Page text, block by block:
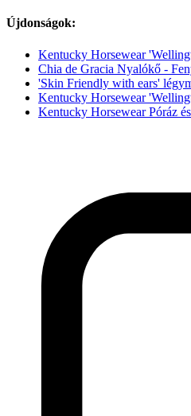
Újdonságok:
Kentucky Horsewear
Chia de Gracia Nyalókő -
'Skin Friendly with ears'
Kentucky Horsewear
Kentucky Horsewear Póráz